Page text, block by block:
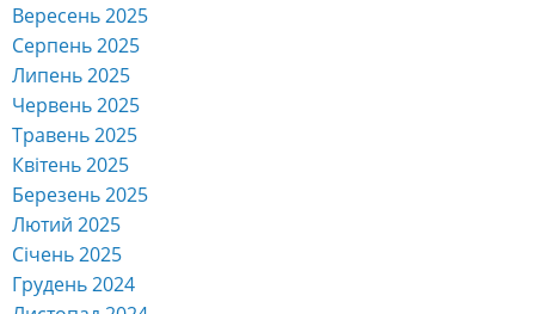
Вересень 2025
Серпень 2025
Липень 2025
Червень 2025
Травень 2025
Квітень 2025
Березень 2025
Лютий 2025
Січень 2025
Грудень 2024